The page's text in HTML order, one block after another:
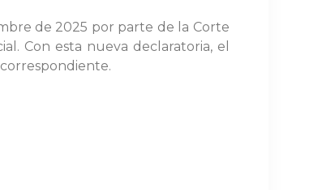
de 2025 por parte de la Corte
Con esta nueva declaratoria, el